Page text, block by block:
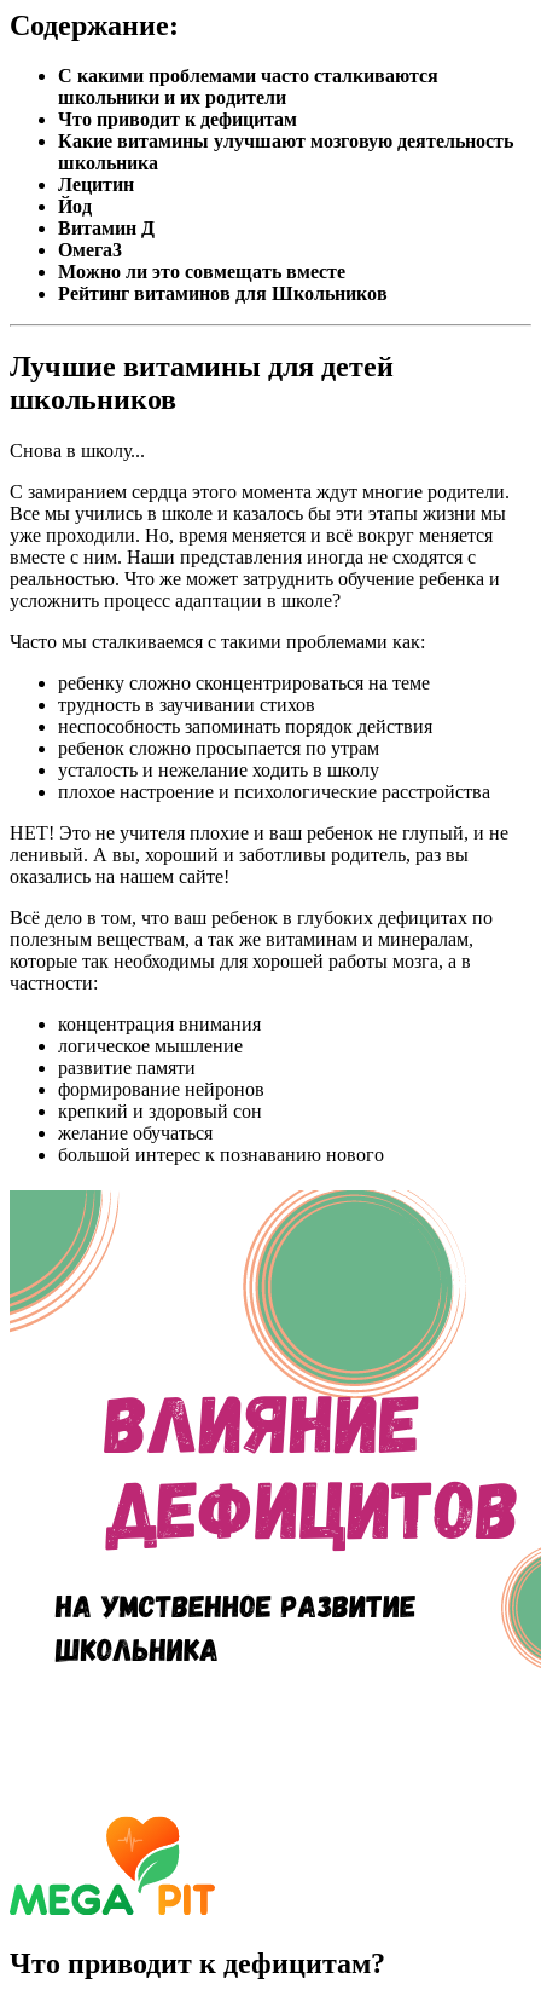
Содержание:
С какими проблемами часто сталкиваются
школьники и их родители
Что приводит к дефицитам
Какие витамины улучшают мозговую деятельность
школьника
Лецитин
Йод
Витамин Д
Омега3
Можно ли это совмещать вместе
Рейтинг витаминов для Школьников
Лучшие витамины для детей
школьников
Снова в школу...
С замиранием сердца этого момента ждут многие родители.
Все мы учились в школе и казалось бы эти этапы жизни мы
уже проходили. Но, время меняется и всё вокруг меняется
вместе с ним. Наши представления иногда не сходятся с
реальностью. Что же может затруднить обучение ребенка и
усложнить процесс адаптации в школе?
Часто мы сталкиваемся с такими проблемами как:
ребенку сложно сконцентрироваться на теме
трудность в заучивании стихов
неспособность запоминать порядок действия
ребенок сложно просыпается по утрам
усталость и нежелание ходить в школу
плохое настроение и психологические расстройства
НЕТ! Это не учителя плохие и ваш ребенок не глупый, и не
ленивый. А вы, хороший и заботливы родитель, раз вы
оказались на нашем сайте!
Всё дело в том, что ваш ребенок в глубоких дефицитах по
полезным веществам, а так же витаминам и минералам,
которые так необходимы для хорошей работы мозга, а в
частности:
концентрация внимания
логическое мышление
развитие памяти
формирование нейронов
крепкий и здоровый сон
желание обучаться
большой интерес к познаванию нового
Что приводит к дефицитам?